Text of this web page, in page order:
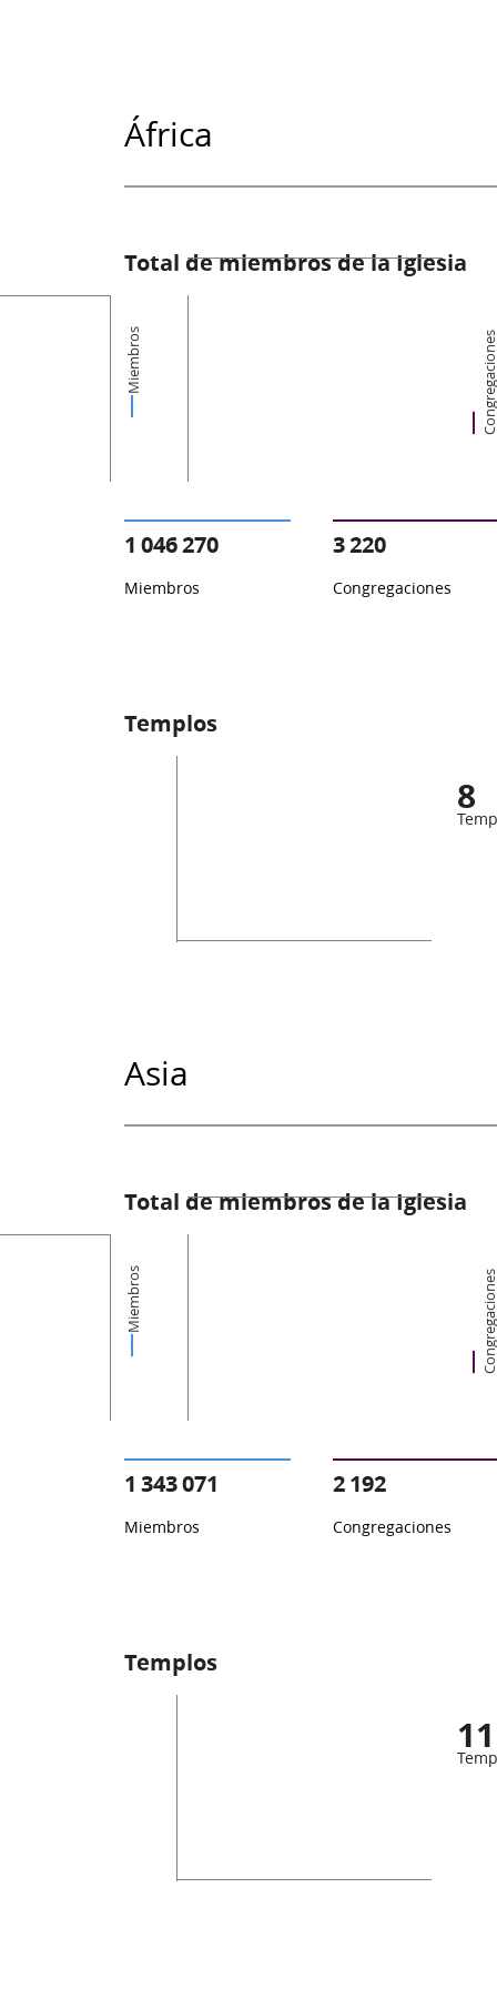
África
Total de miembros de la Iglesia
Miembros Congregaciones
1 046 270
Miembros
3 220
Congregaciones
Templos
8
Asia
Total de miembros de la Iglesia
Miembros Congregaciones
1 343 071
Miembros
2 192
Congregaciones
Templos
11